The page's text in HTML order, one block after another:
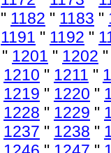
" 1182 " 1183 "
1191 " 1192 "
" 1201 " 1202
1210 " 1211 "
1219 " 1220 "
1228 " 1229 "
1237 " 1238 "